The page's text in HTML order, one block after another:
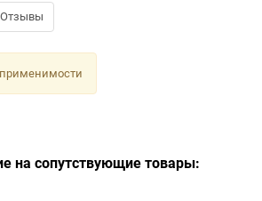
Отзывы
на сопутствующие товары: